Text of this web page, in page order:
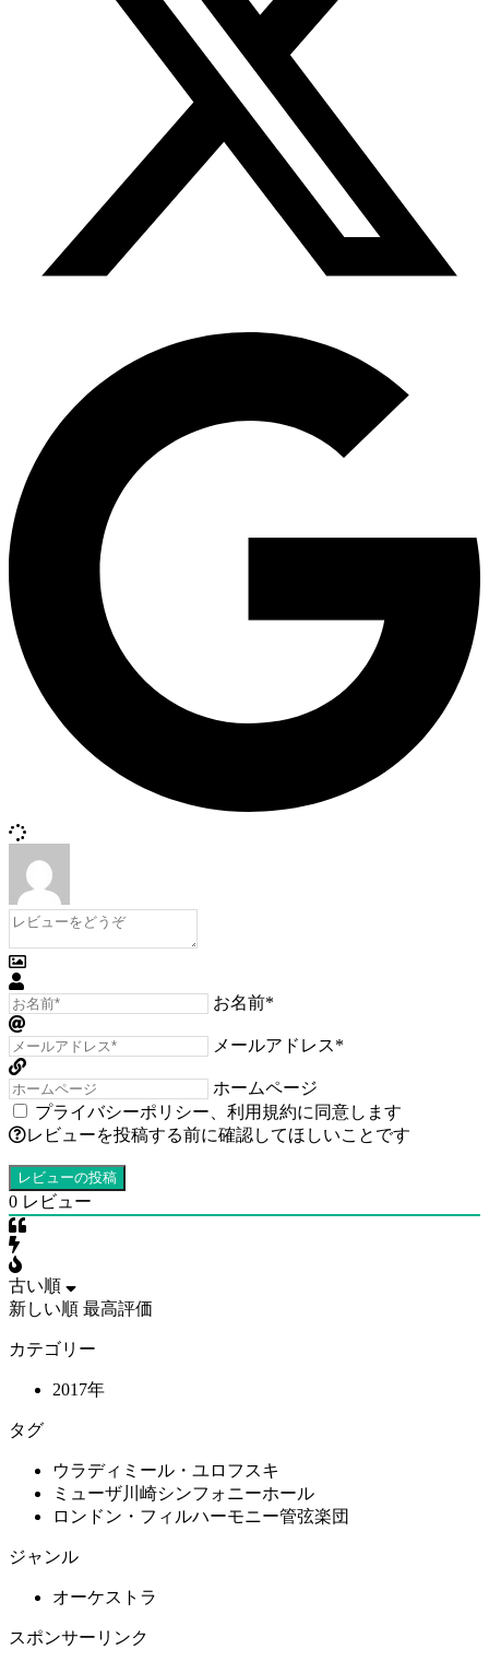
お名前*
メールアドレス*
ホームページ
プライバシーポリシー
利用規約に同意します
レビューを投稿する前に確認してほしいことです
0 レビュー
古い順
新しい順 最高評価
カテゴリー
2017年
タグ
ウラディミール・ユロフスキ
ミューザ川崎シンフォニーホール
ロンドン・フィルハーモニー管弦楽団
ジャンル
オーケストラ
スポンサーリンク